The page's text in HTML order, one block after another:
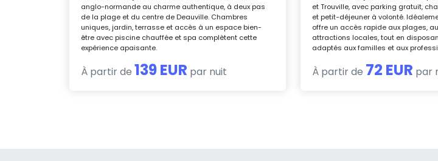
anglo-normande au charme authentique, à deux pas
de la plage et du centre de Deauville. Chambres
uniques, jardin, terrasse et accès à un espace bien-
être avec piscine chauffée et spa complètent cette
expérience apaisante.
À partir de139 EUR par nuit
et Trouville, avec parking gratuit,
et petit-déjeuner à volonté.
offre un accès rapide aux plages,
attractions locales, tout en
adaptés aux familles et aux
À partir de 72 EUR par